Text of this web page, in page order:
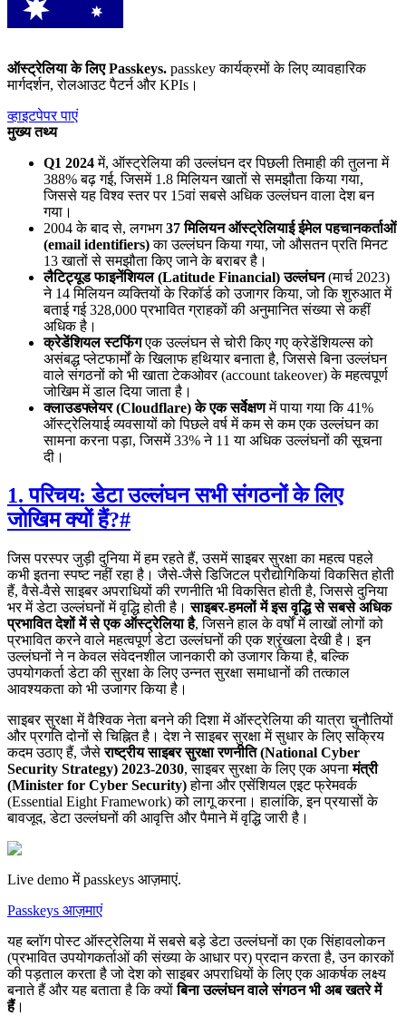
ऑस्ट्रेलिया के लिए Passkeys. passkey कार्यक्रमों के लिए व्यावहारिक
मार्गदर्शन, रोलआउट पैटर्न और KPIs।
व्हाइटपेपर पाएं
मुख्य तथ्य
Q1 2024में, ऑस्ट्रेलिया की उल्लंघन दर पिछली तिमाही की तुलना में
388% बढ़ गई, जिसमें 1.8 मिलियन खातों से समझौता किया गया,
जिससे यह विश्व स्तर पर 15वां सबसे अधिक उल्लंघन वाला देश बन
गया।
2004 के बाद से, लगभग37 मिलियन ऑस्ट्रेलियाई ईमेल पहचानकर्ताओं
(email identifiers)का उल्लंघन किया गया, जो औसतन प्रति मिनट
13 खातों से समझौता किए जाने के बराबर है।
लैटिट्यूड फाइनेंशियल (Latitude Financial) उल्लंघन(मार्च 2023)
ने 14 मिलियन व्यक्तियों के रिकॉर्ड को उजागर किया, जो कि शुरुआत में
बताई गई 328,000 प्रभावित ग्राहकों की अनुमानित संख्या से कहीं
अधिक है।
क्रेडेंशियल स्टफिंगएक उल्लंघन से चोरी किए गए क्रेडेंशियल्स को
असंबद्ध प्लेटफार्मों के खिलाफ हथियार बनाता है, जिससे बिना उल्लंघन
वाले संगठनों को भी खाता टेकओवर (account takeover) के महत्वपूर्ण
जोखिम में डाल दिया जाता है।
क्लाउडफ्लेयर (Cloudflare) के एक सर्वेक्षणमें पाया गया कि 41%
ऑस्ट्रेलियाई व्यवसायों को पिछले वर्ष में कम से कम एक उल्लंघन का
सामना करना पड़ा, जिसमें 33% ने 11 या अधिक उल्लंघनों की सूचना
दी।
1. परिचय: डेटा उल्लंघन सभी संगठनों के लिए
जोखिम क्यों हैं?#
जिस परस्पर जुड़ी दुनिया में हम रहते हैं, उसमें साइबर सुरक्षा का महत्व पहले
कभी इतना स्पष्ट नहीं रहा है। जैसे-जैसे डिजिटल प्रौद्योगिकियां विकसित होती
हैं, वैसे-वैसे साइबर अपराधियों की रणनीति भी विकसित होती है, जिससे दुनिया
भर में डेटा उल्लंघनों में वृद्धि होती है।साइबर-हमलों में इस वृद्धि से सबसे अधिक
प्रभावित देशों में से एक ऑस्ट्रेलिया है, जिसने हाल के वर्षों में लाखों लोगों को
प्रभावित करने वाले महत्वपूर्ण डेटा उल्लंघनों की एक श्रृंखला देखी है। इन
उल्लंघनों ने न केवल संवेदनशील जानकारी को उजागर किया है, बल्कि
उपयोगकर्ता डेटा की सुरक्षा के लिए उन्नत सुरक्षा समाधानों की तत्काल
आवश्यकता को भी उजागर किया है।
साइबर सुरक्षा में वैश्विक नेता बनने की दिशा में ऑस्ट्रेलिया की यात्रा चुनौतियों
और प्रगति दोनों से चिह्नित है। देश ने साइबर सुरक्षा में सुधार के लिए सक्रिय
कदम उठाए हैं, जैसेराष्ट्रीय साइबर सुरक्षा रणनीति (National Cyber
Security Strategy) 2023-2030, साइबर सुरक्षा के लिए एक अपनामंत्री
(Minister for Cyber Security)होना और एसेंशियल एइट फ्रेमवर्क
(Essential Eight Framework) को लागू करना। हालांकि, इन प्रयासों के
बावजूद, डेटा उल्लंघनों की आवृत्ति और पैमाने में वृद्धि जारी है।
Live demo में passkeys आज़माएं.
Passkeys आज़माएं
यह ब्लॉग पोस्ट ऑस्ट्रेलिया में सबसे बड़े डेटा उल्लंघनों का एक सिंहावलोकन
(प्रभावित उपयोगकर्ताओं की संख्या के आधार पर) प्रदान करता है, उन कारकों
की पड़ताल करता है जो देश को साइबर अपराधियों के लिए एक आकर्षक लक्ष्य
बनाते हैं और यह बताता है कि क्योंबिना उल्लंघन वाले संगठन भी अब खतरे में
हैं।